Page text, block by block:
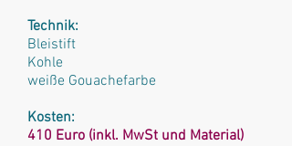
Technik:
Bleistift
Kohle
weiße Gouachefarbe
Kosten:
410 Euro (inkl. MwSt und Material)